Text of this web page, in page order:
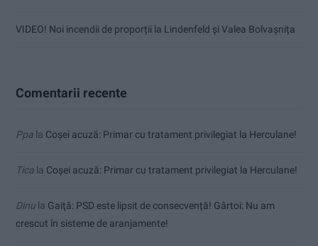
VIDEO! Noi incendii de proporții la Lindenfeld și Valea Bolvașnița
Comentarii recente
Ppa la Coșei acuză: Primar cu tratament privilegiat la Herculane!
Tica la Coșei acuză: Primar cu tratament privilegiat la Herculane!
Dinu la Gaiţă: PSD este lipsit de consecvență! Gârtoi: Nu am
crescut în sisteme de aranjamente!